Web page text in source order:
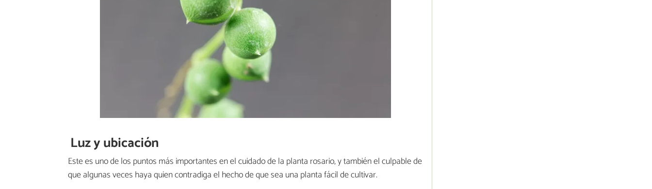
Luz y ubicación
Este es uno de los puntos más importantes en el cuidado de la planta rosario, y también el culpable de
que algunas veces haya quien contradiga el hecho de que sea una planta fácil de cultivar.